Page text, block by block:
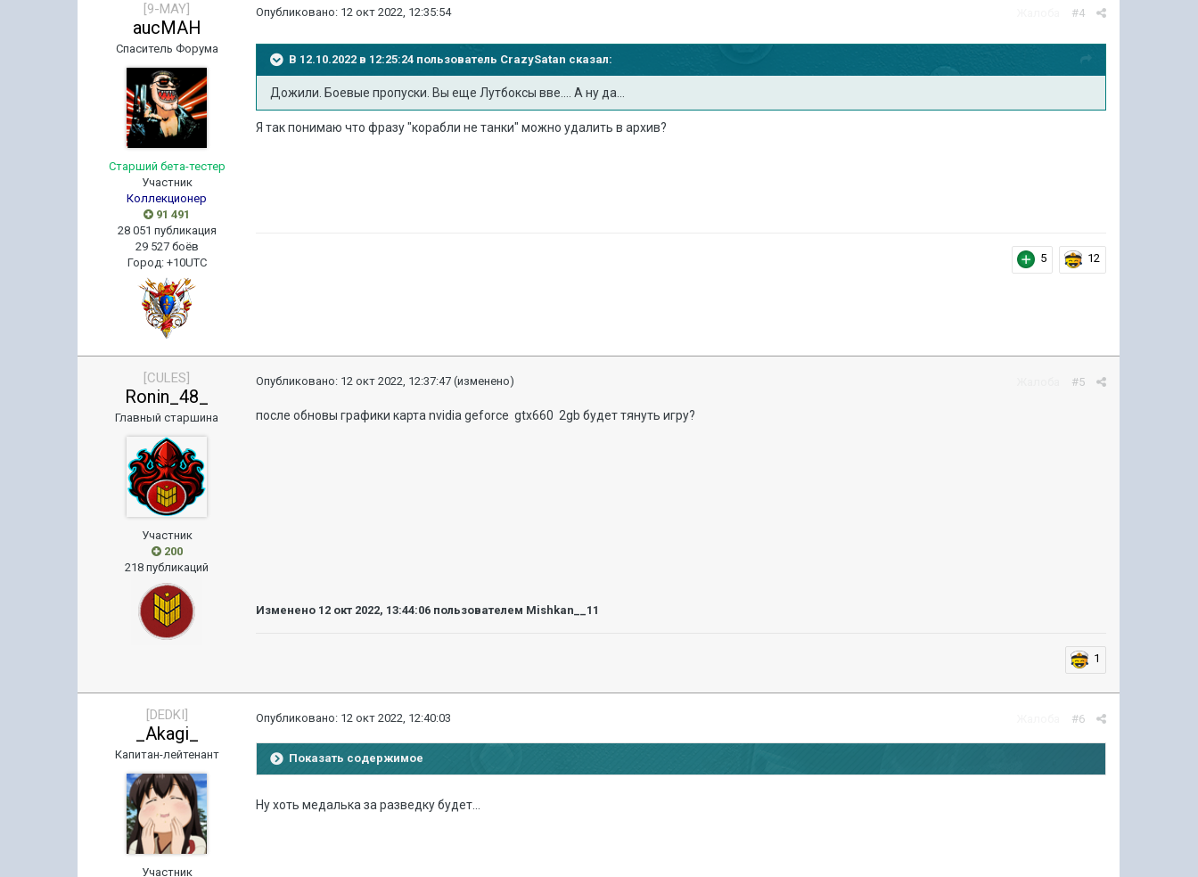
[9-MAY]
aucMAH
Спаситель Форума
Старший бета-тестер
Участник
Коллекционер
91 491
28 051 публикация
29 527 боёв
Город: +10UTC
#4
Опубликовано: 12 окт 2022, 12:35:54
В 12.10.2022 в 12:25:24 пользователь CrazySatan сказал:
Дожили. Боевые пропуски. Вы еще Лутбоксы вве.... А ну да...
Я так понимаю что фразу "корабли не танки" можно удалить в архив?
5 12
[CULES]
Ronin_48_
Главный старшина
Участник
200
218 публикаций
#5
Опубликовано: 12 окт 2022, 12:37:47 (изменено)
после обновы графики карта nvidia geforce gtx660 2gb будет тянуть игру?
Изменено 12 окт 2022, 13:44:06 пользователем Mishkan__11
1
[DEDKI]
_Akagi_
Капитан-лейтенант
Участник
#6
Опубликовано: 12 окт 2022, 12:40:03
Показать содержимое
Ну хоть медалька за разведку будет...